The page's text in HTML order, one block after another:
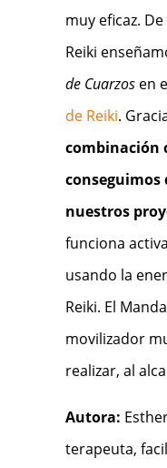
muy eficaz.
Reiki
de Cuarzosen
de Reiki.
combinación
conseguimos
nuestros
funciona
usando la
Reiki. El
movilizador
realizar, al
Autora:
terapeuta,